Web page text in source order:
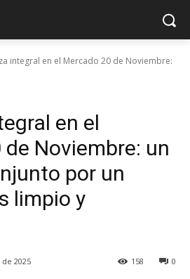
integral en el Mercado 20 de Noviembre:
en el
Noviembre: un
por un
limpio y
2025 0
158